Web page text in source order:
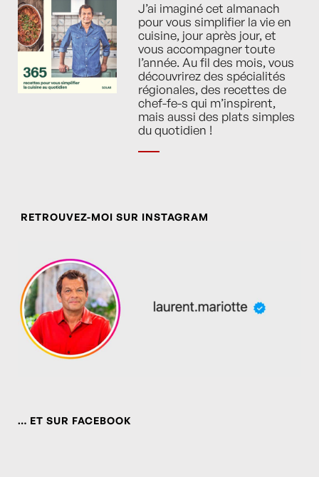
J’ai imaginé cet almanach
pour vous simplifier la vie en
cuisine, jour après jour, et
vous accompagner toute
l’année. Au fil des mois, vous
découvrirez des spécialités
régionales, des recettes de
chef-fe-s qui m’inspirent,
mais aussi des plats simples
du quotidien !
RETROUVEZ-MOI SUR INSTAGRAM
… ET SUR FACEBOOK